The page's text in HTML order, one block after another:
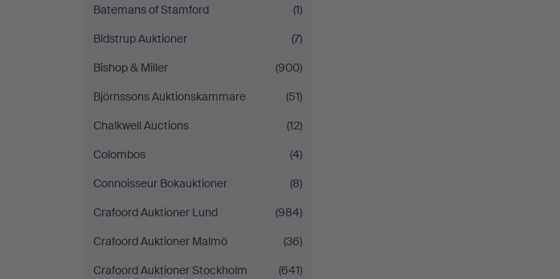
Batemans of Stamford
(1)
Bidstrup Auktioner
(7)
Bishop & Miller
(900)
Björnssons Auktionskammare
(51)
Chalkwell Auctions
(12)
Colombos
(4)
Connoisseur Bokauktioner
(8)
Crafoord Auktioner Lund
(984)
Crafoord Auktioner Malmö
(36)
Crafoord Auktioner Stockholm
(641)